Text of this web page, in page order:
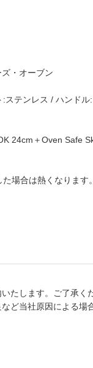
・オーブン
テンレス / ハンドル
24cm＋Oven Safe
場合は熱くなります。
たします。ご了承く
ど当社原因による場